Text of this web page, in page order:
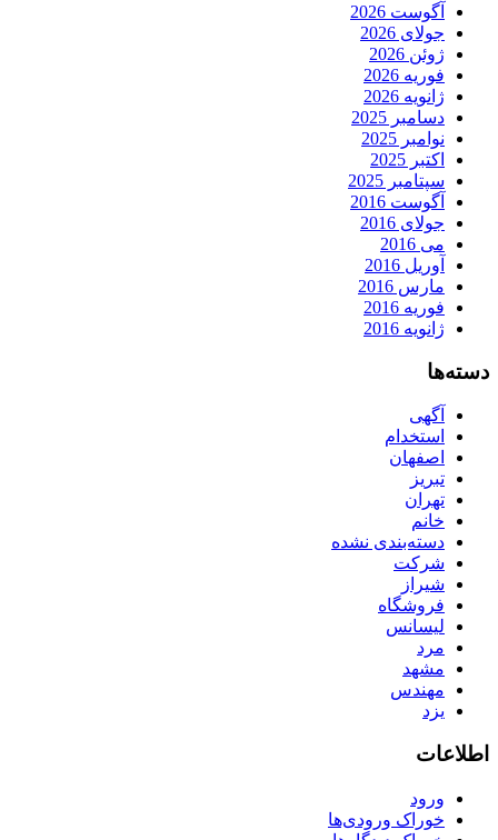
آگوست 2026
جولای 2026
ژوئن 2026
فوریه 2026
ژانویه 2026
دسامبر 2025
نوامبر 2025
اکتبر 2025
سپتامبر 2025
آگوست 2016
جولای 2016
می 2016
آوریل 2016
مارس 2016
فوریه 2016
ژانویه 2016
دسته‌ها
آگهی
استخدام
اصفهان
تبریز
تهران
خانم
دسته‌بندی نشده
شرکت
شیراز
فروشگاه
لیسانس
مرد
مشهد
مهندس
یزد
اطلاعات
ورود
خوراک ورودی‌ها